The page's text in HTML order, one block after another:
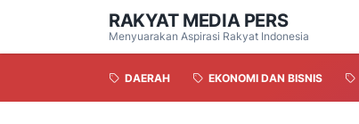
RAKYAT MEDIA PERS
Menyuarakan Aspirasi Rakyat Indonesia
DAERAH EKONOMI DAN BISNIS